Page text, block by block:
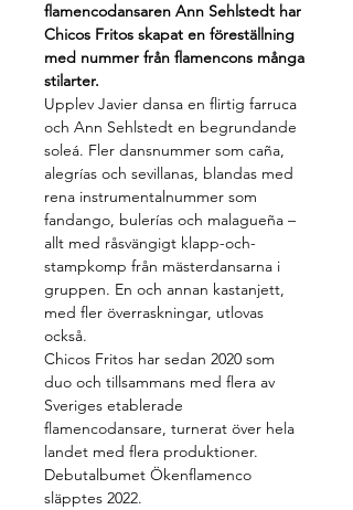
flamencodansaren Ann Sehlstedt har
Chicos Fritos skapat en föreställning
med nummer från flamencons många
stilarter.
Upplev Javier dansa en flirtig farruca
och Ann Sehlstedt en begrundande
soleá. Fler dansnummer som caña,
alegrías och sevillanas, blandas med
rena instrumentalnummer som
fandango, bulerías och malagueña –
allt med råsvängigt klapp-och-
stampkomp från mästerdansarna i
gruppen. En och annan kastanjett,
med fler överraskningar, utlovas
också.
Chicos Fritos har sedan 2020 som
duo och tillsammans med flera av
Sveriges etablerade
flamencodansare, turnerat över hela
landet med flera produktioner.
Debutalbumet Ökenflamenco
släpptes 2022.